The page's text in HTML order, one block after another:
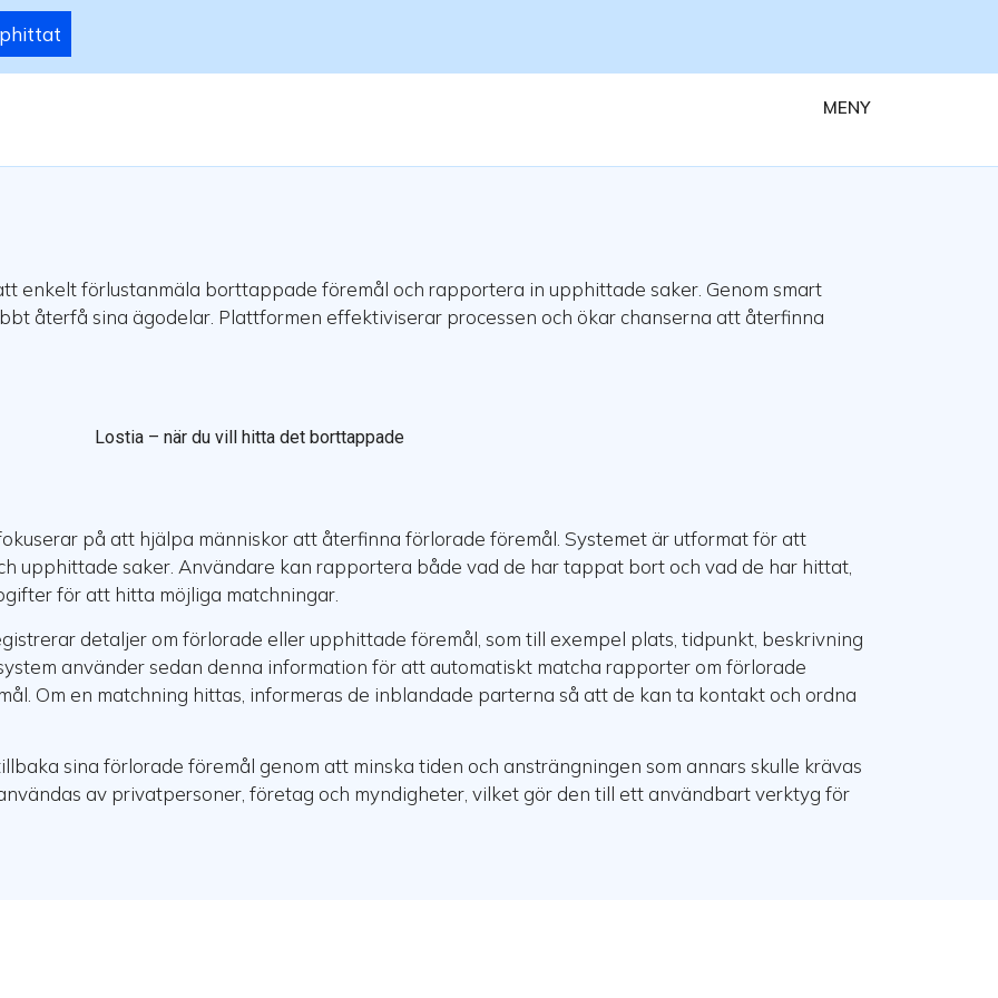
MENY
enkelt förlustanmäla borttappade föremål och rapportera in upphittade saker. Genom smart
återfå sina ägodelar. Plattformen effektiviserar processen och ökar chanserna att återfinna
Lostia – när du vill hitta det borttappade
på att hjälpa människor att återfinna förlorade föremål. Systemet är utformat för att
upphittade saker. Användare kan rapportera både vad de har tappat bort och vad de har hittat,
för att hitta möjliga matchningar.
detaljer om förlorade eller upphittade föremål, som till exempel plats, tidpunkt, beskrivning
använder sedan denna information för att automatiskt matcha rapporter om förlorade
Om en matchning hittas, informeras de inblandade parterna så att de kan ta kontakt och ordna
sina förlorade föremål genom att minska tiden och ansträngningen som annars skulle krävas
av privatpersoner, företag och myndigheter, vilket gör den till ett användbart verktyg för